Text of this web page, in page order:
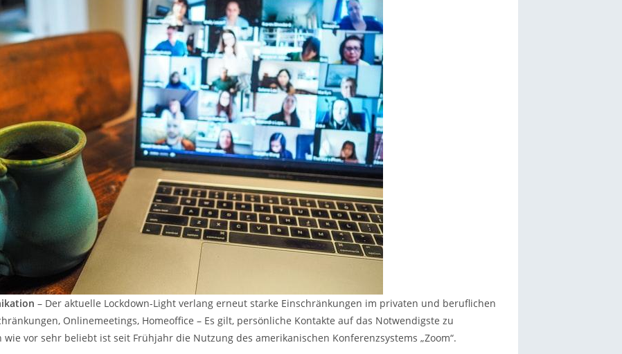
– Der aktuelle Lockdown-Light verlang erneut starke Einschränkungen im privaten und beruflichen
Onlinemeetings, Homeoffice – Es gilt, persönliche Kontakte auf das Notwendigste zu
wie vor sehr beliebt ist seit Frühjahr die Nutzung des amerikanischen Konferenzsystems „Zoom“.